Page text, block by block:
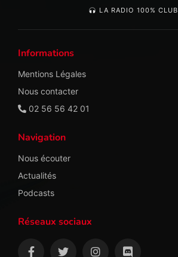
LA RADIO 100% CLUB
Informations
Mentions Légales
Nous contacter
02 56 56 42 01
Navigation
Nous écouter
Actualités
Podcasts
Réseaux sociaux